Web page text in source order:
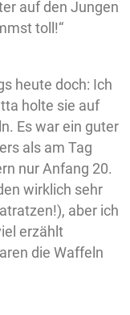
auf den Jungen
toll!“
heute doch: Ich
holte sie auf
Es war ein guter
als am Tag
nur Anfang 20.
wirklich sehr
aber ich
erzählt
die Waffeln